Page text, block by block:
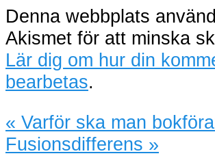
Denna webbplats
Akismet för att minska
Lär dig om hur din
bearbetas.
« Varför ska man
Fusionsdifferens »